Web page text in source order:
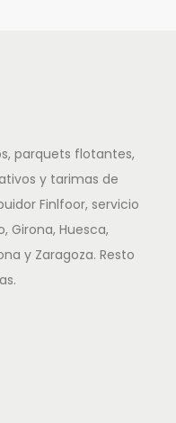
parquets flotantes,
y tarimas de
Finlfoor, servicio
Girona, Huesca,
y Zaragoza. Resto